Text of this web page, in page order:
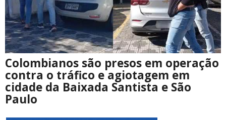
Colombianos são presos em operação
contra o tráfico e agiotagem em
cidade da Baixada Santista e São
Paulo